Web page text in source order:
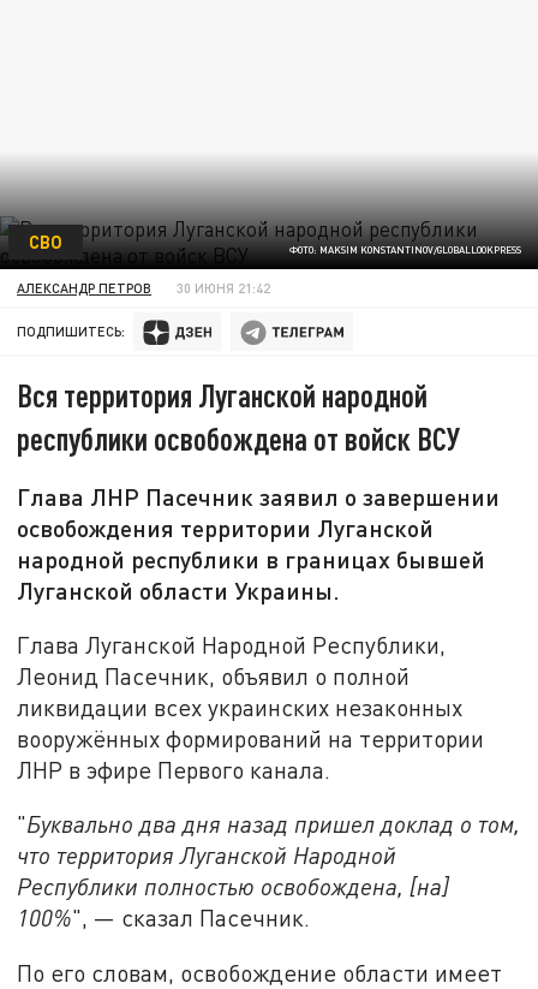
ФОТО: MAKSIM KONSTANTINOV/GLOBALLOOKPRESS
СВО
АЛЕКСАНДР ПЕТРОВ 30 ИЮНЯ 21:42
ПОДПИШИТЕСЬ:
Вся территория Луганской народной
республики освобождена от войск ВСУ
Глава ЛНР Пасечник заявил о завершении
освобождения территории Луганской
народной республики в границах бывшей
Луганской области Украины.
Глава Луганской Народной Республики,
Леонид Пасечник, объявил о полной
ликвидации всех украинских незаконных
вооружённых формирований на территории
ЛНР в эфире Первого канала.
"Буквально два дня назад пришел доклад о том,
что территория Луганской Народной
Республики полностью освобождена, [на]
100%", — сказал Пасечник.
По его словам, освобождение области имеет